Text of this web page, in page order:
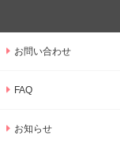
お問い合わせ
FAQ
お知らせ